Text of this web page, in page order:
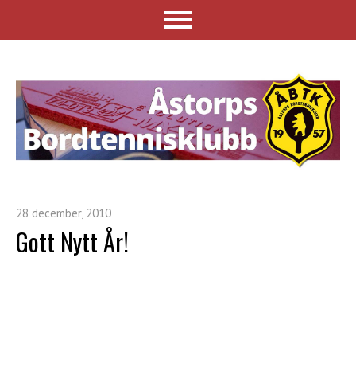
28 december, 2010
Gott Nytt År!